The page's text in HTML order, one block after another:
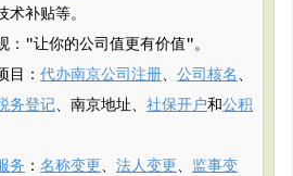
补贴等。
："让你的公司值更有价值"。
目： 代办南京公司注册、 公司核名、
务登记、南京地址、 社保开户和公积
务 ： 名称变更、 法人变更、 监事变